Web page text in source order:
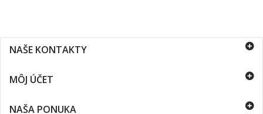
NAŠE KONTAKTY
MÔJ ÚČET
NAŠA PONUKA